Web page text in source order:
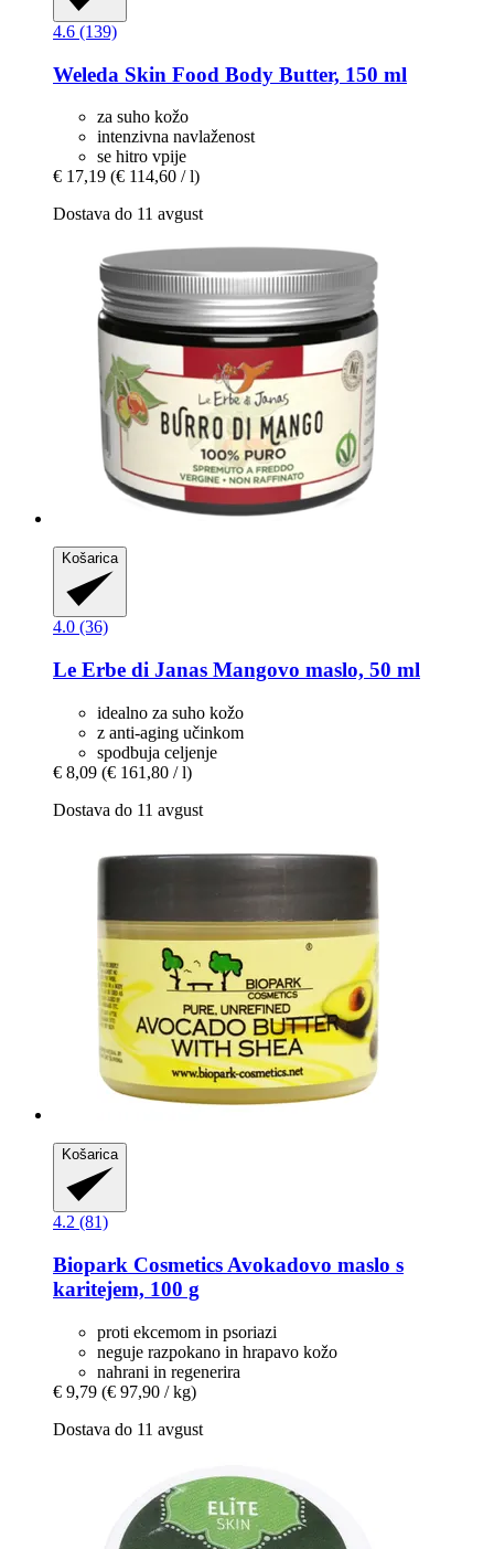
4.6 (139)
Weleda Skin Food Body Butter, 150 ml
za suho kožo
intenzivna navlaženost
se hitro vpije
€ 17,19 (€ 114,60 / l)
Dostava do 11 avgust
Košarica
4.0 (36)
Le Erbe di Janas Mangovo maslo, 50 ml
idealno za suho kožo
z anti-aging učinkom
spodbuja celjenje
€ 8,09 (€ 161,80 / l)
Dostava do 11 avgust
Košarica
4.2 (81)
Biopark Cosmetics Avokadovo maslo s
karitejem, 100 g
proti ekcemom in psoriazi
neguje razpokano in hrapavo kožo
nahrani in regenerira
€ 9,79 (€ 97,90 / kg)
Dostava do 11 avgust